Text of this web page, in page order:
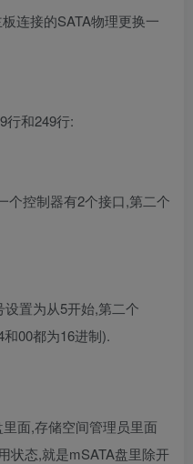
连接的SATA物理更换一
行和249行:
个控制器有2个接口,第二个
置为从5开始,第二个
00都为16进制).
面,存储空间管理员里面
状态,就是mSATA盘里除开